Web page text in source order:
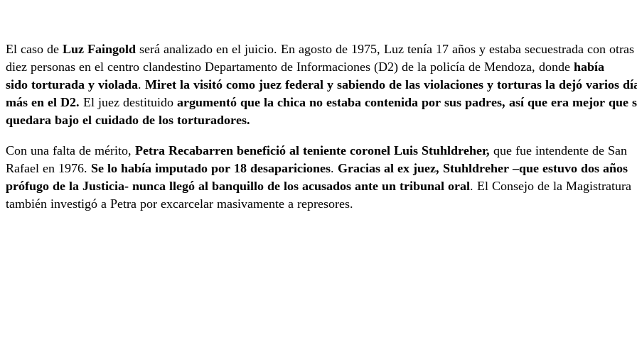
El caso de Luz Faingold será analizado en el juicio. En agosto de 1975, Luz tenía 17 años y estaba secuestrada con otras
diez personas en el centro clandestino Departamento de Informaciones (D2) de la policía de Mendoza, donde había
sido torturada y violada. Miret la visitó como juez federal y sabiendo de las violaciones y torturas la dejó varios
más en el D2. El juez destituido argumentó que la chica no estaba contenida por sus padres, así que era mejor que
quedara bajo el cuidado de los torturadores.
Con una falta de mérito, Petra Recabarren benefició al teniente coronel Luis Stuhldreher, que fue intendente de San
Rafael en 1976. Se lo había imputado por 18 desapariciones. Gracias al ex juez, Stuhldreher –que estuvo dos años
prófugo de la Justicia- nunca llegó al banquillo de los acusados ante un tribunal oral. El Consejo de la Magistratura
también investigó a Petra por excarcelar masivamente a represores.